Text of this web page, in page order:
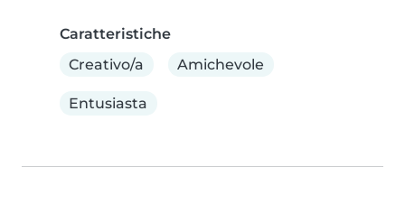
Caratteristiche
Creativo/a
Amichevole
Entusiasta